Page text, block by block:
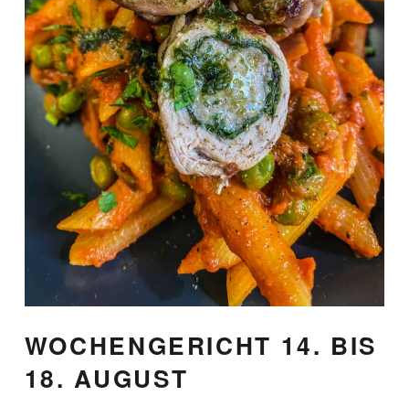
WOCHENGERICHT 14. BIS
18. AUGUST